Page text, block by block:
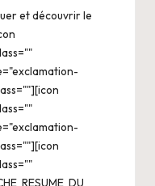
et découvrir le
RESUME DU